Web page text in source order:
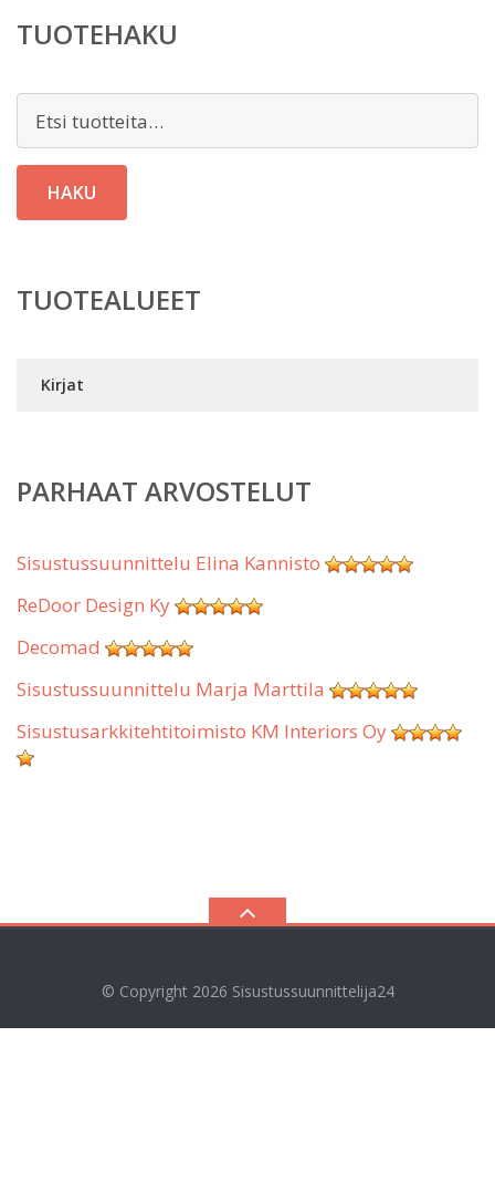
TUOTEHAKU
HAKU
TUOTEALUEET
Kirjat
PARHAAT ARVOSTELUT
Sisustussuunnittelu Elina Kannisto
ReDoor Design Ky
Decomad
Sisustussuunnittelu Marja Marttila
Sisustusarkkitehtitoimisto KM Interiors Oy
© Copyright 2026 Sisustussuunnittelija24